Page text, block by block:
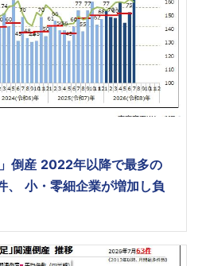
倒産 2022年以降で最多の
小・零細企業が増加し負